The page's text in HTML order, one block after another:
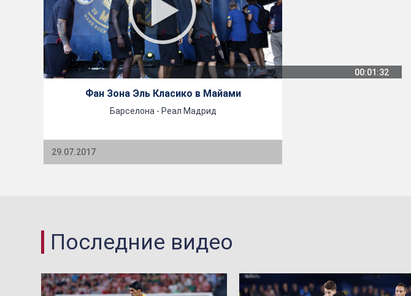
00:01:32
Фан Зона Эль Класико в Майами
Барселона - Реал Мадрид
29.07.2017
Последние видео